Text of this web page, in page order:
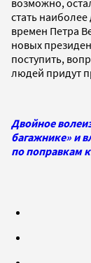
возможно,
стать
времен Петра
новых
поступить,
людей придут
Двойное
багажнике» и
по поправкам